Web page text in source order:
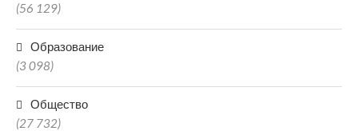
(56 129)
Образование
(3 098)
Общество
(27 732)